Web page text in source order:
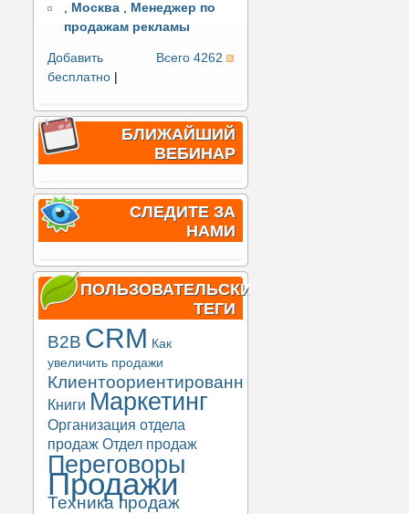
, Москва , Менеджер по
продажам рекламы
Всего 4262
Добавить
бесплатно
БЛИЖАЙШИЙ
ВЕБИНАР
СЛЕДИТЕ ЗА
НАМИ
ПОЛЬЗОВАТЕЛЬСКИЕ
ТЕГИ
B2B CRM Как
увеличить продажи
Клиентоориентированность
Книги Маркетинг
Организация отдела
продаж Отдел продаж
Переговоры
Продажи
Техника продаж